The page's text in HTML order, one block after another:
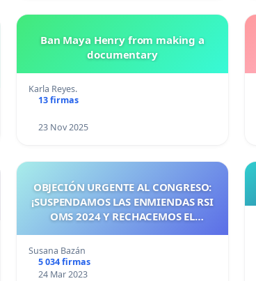
Ban Maya Henry from making a
documentary
Karla Reyes.
13 firmas
23 Nov 2025
OBJECIÓN URGENTE AL CONGRESO:
¡SUSPENDAMOS LAS ENMIENDAS RSI
OMS 2024 Y RECHACEMOS EL
MAYO 2026! ¡CIUDADANOS DE
ESPAÑA, ACTUEMOS ANTES DE QUE
Susana Bazán
5 034 firmas
24 Mar 2023